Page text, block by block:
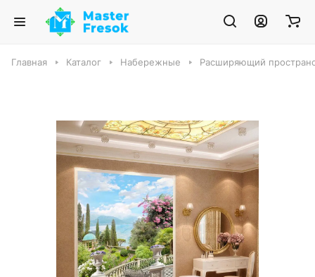
Главная Каталог Набережные Расширяющий